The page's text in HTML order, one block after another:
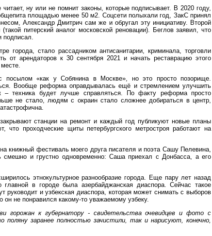
ну или не помнит законы, которые подписывает. В 2020 году,
площадью менее 50 м2. Соцсети полыхали год, ЗакС принял
Александр Дмитрич сам же и обругал эту инициативу. Второй
питерский аналог московской реновации). Беглов заявил, что
подписал.
города, стало рассадником антисанитарии, криминала, торговли
от арендаторов к 30 сентября 2021 и начать реставрацию этого
посылом «как у Собянина в Москве», но это просто позорище.
Вообще реформа оправдывалась ещё и стремлением улучшить
– техника будет лучше справляться. По факту реформа просто
не стало, людям с окраин стало сложнее добираться в центр,
станции на ремонт и каждый год публикуют новые планы
проходческие щиты петербургского метростроя работают на
книжный фестиваль моего друга писателя и поэта Сашу Пелевина,
и грустно одновременно: Саша приехал с Донбасса, а его
этнокультурное разнообразие города. Еще пару лет назад
главной в городе была азербайджанская диаспора. Сейчас такое
руководит и узбекская диаспора, которая может снимать с выборов
не понравился какому-то уважаемому узбеку.
горожан к губернатору - свидетельства очевидцев и фото с
поляну заранее полностью зачистили, так и нарисуют, конечно,